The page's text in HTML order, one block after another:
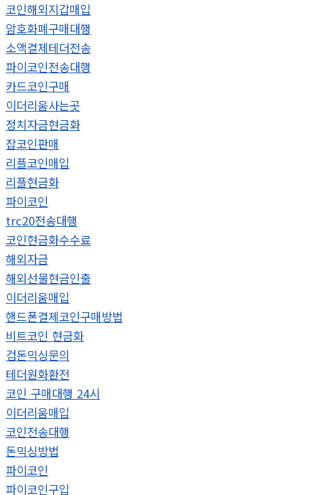
코인해외지갑매입
암호화폐구매대행
소액결제테더전송
파이코인전송대행
카드코인구매
이더리움사는곳
정치자금현금화
잡코인판매
리플코인매입
리플현금화
파이코인
trc20전송대행
코인현금화수수료
해외자금
해외선물현금인출
이더리움매입
핸드폰결제코인구매방법
비트코인 현금화
검돈믹싱문의
테더원화환전
코인 구매대행 24시
이더리움매입
코인전송대행
돈믹싱방법
파이코인
파이코인구입